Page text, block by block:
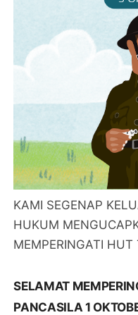
KAMI SEGENAP
HUKUM
MEMPERINGATI
SELAMAT
PANCASILA 1